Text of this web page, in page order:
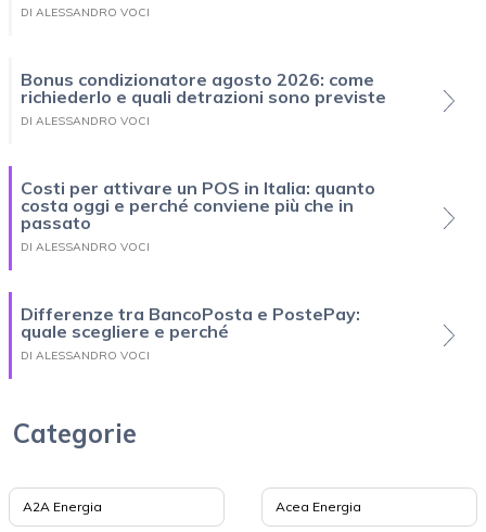
DI ALESSANDRO VOCI
Bonus condizionatore agosto 2026: come
richiederlo e quali detrazioni sono previste
DI ALESSANDRO VOCI
Costi per attivare un POS in Italia: quanto
costa oggi e perché conviene più che in
passato
DI ALESSANDRO VOCI
Differenze tra BancoPosta e PostePay:
quale scegliere e perché
DI ALESSANDRO VOCI
Categorie
A2A Energia Acea Energia